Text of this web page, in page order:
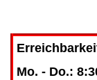
Mo. - Do.: